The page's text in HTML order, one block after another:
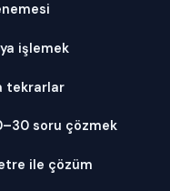
işlemek
tekrarlar
soru çözmek
ile çözüm